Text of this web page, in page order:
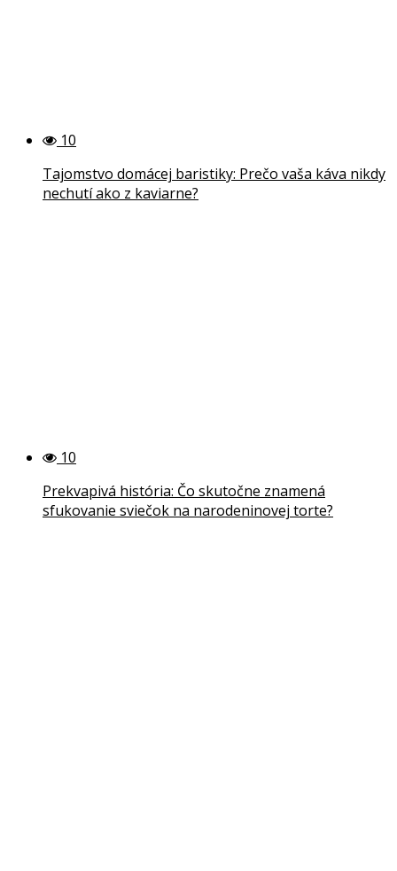
10
Tajomstvo domácej baristiky: Prečo vaša káva nikdy
nechutí ako z kaviarne?
10
Prekvapivá história: Čo skutočne znamená
sfukovanie sviečok na narodeninovej torte?